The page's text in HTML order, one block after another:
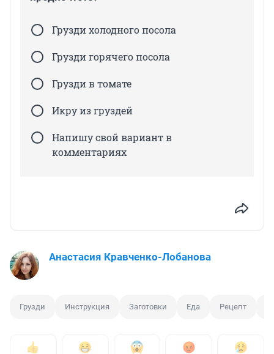
Грузди холодного посола
Грузди горячего посола
Грузди в томате
Икру из груздей
Напишу свой вариант в
комментариях
Анастасия Кравченко-Лобанова
Грузди Инструкция Заготовки Еда Рецепт